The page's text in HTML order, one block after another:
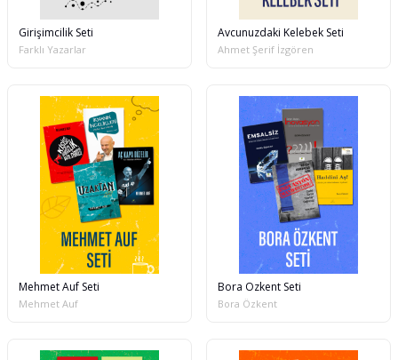
Girişimcilik Seti
Farklı Yazarlar
Avcunuzdaki Kelebek Seti
Ahmet Şerif İzgören
Mehmet Auf Seti
Mehmet Auf
Bora Özkent Seti
Bora Özkent